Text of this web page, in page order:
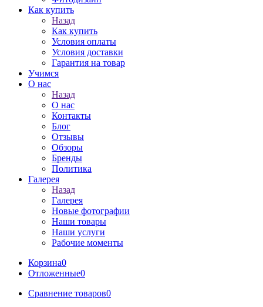
Как купить
Назад
Как купить
Условия оплаты
Условия доставки
Гарантия на товар
Учимся
О нас
Назад
О нас
Контакты
Блог
Отзывы
Обзоры
Бренды
Политика
Галерея
Назад
Галерея
Новые фотографии
Наши товары
Наши услуги
Рабочие моменты
Корзина0
Отложенные0
Сравнение товаров0